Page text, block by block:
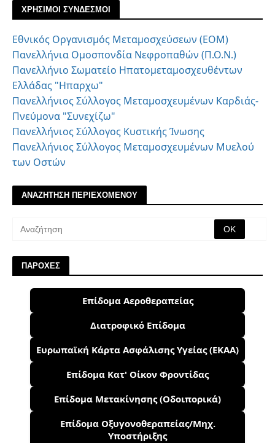
ΧΡΗΣΙΜΟΙ ΣΥΝΔΕΣΜΟΙ
Εθνικός Οργανισμός Μεταμοσχεύσεων (ΕΟΜ)
Πανελλήνια Ομοσπονδία Νεφροπαθών (Π.Ο.Ν.)
Πανελλήνιο Σωματείο Ηπατομεταμοσχευθέντων
Ελλάδας "Ηπαρχω"
Πανελλήνιος Σύλλογος Μεταμοσχευμένων Καρδιάς-
Πνεύμονα "Συνεχίζω"
Πανελλήνιος Σύλλογος Κυστικής Ίνωσης
Πανελλήνιος Σύλλογος Μεταμοσχευμένων Μυελού
των Οστών
ΑΝΑΖΗΤΗΣΗ ΠΕΡΙΕΧΟΜΕΝΟΥ
ΠΑΡΟΧΕΣ
Επίδομα Αεροθεραπείας
Διατροφικό Επίδομα
Ευρωπαϊκή Κάρτα Ασφάλισης Υγείας (ΕΚΑΑ)
Επίδομα Κατ' Οίκον Φροντίδας
Επίδομα Μετακίνησης (Οδοιπορικά)
Επίδομα Οξυγονοθεραπείας/Μηχ.
Υποστήριξης